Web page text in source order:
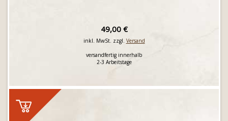
49,00 €
inkl. MwSt. zzgl. Versand
versandfertig innerhalb
2-3 Arbeitstage